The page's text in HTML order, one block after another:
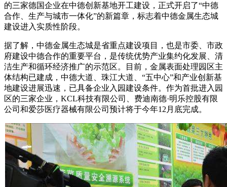
的三家德国企业在中德创新基地开工建设，正式开启了“中德
合作、生产与城市一体化”的新篇章，标志着中德金属生态城
建设进入实质性阶段。
据了解，中德金属生态城是省重点建设项目，也是市委、市政
府建设中德合作的重要平台，是传统优势产业集约化发展、清
洁生产和循环经济推广的示范区。目前，金属表面处理园区主
体结构已建成，中德大道、珠江大道、“五中心”和产业创新基
地建设进展迅速，已具备企业入园建设条件。作为首批进入园
区的三家企业，KCL科技有限公司、费迪南德·明乐控股有限
公司和爱莎医疗器械有限公司预计将于今年12月底完成。